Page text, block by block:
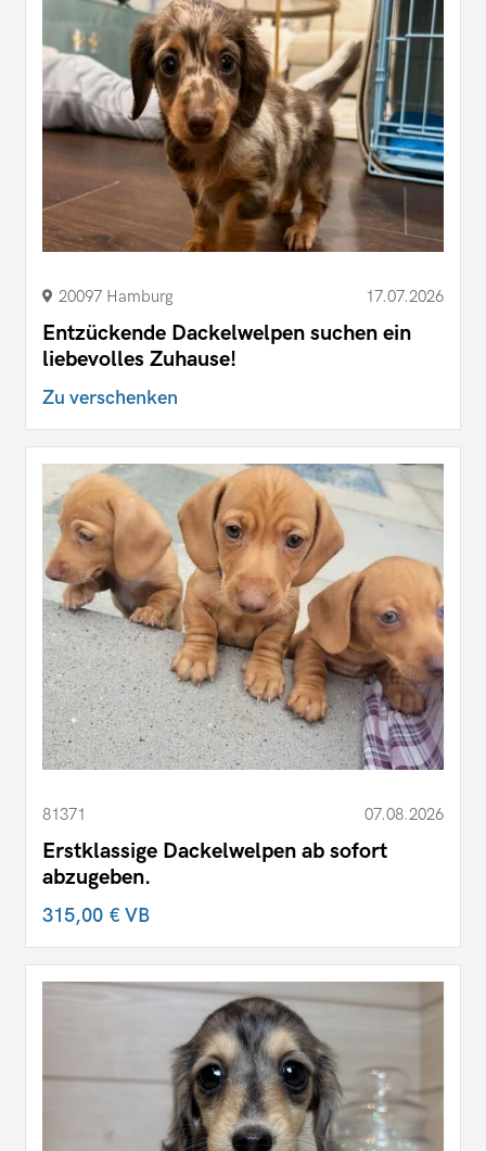
20097 Hamburg 17.07.2026
Entzückende Dackelwelpen suchen ein
liebevolles Zuhause!
Zu verschenken
81371 07.08.2026
Erstklassige Dackelwelpen ab sofort
abzugeben.
315,00 €VB